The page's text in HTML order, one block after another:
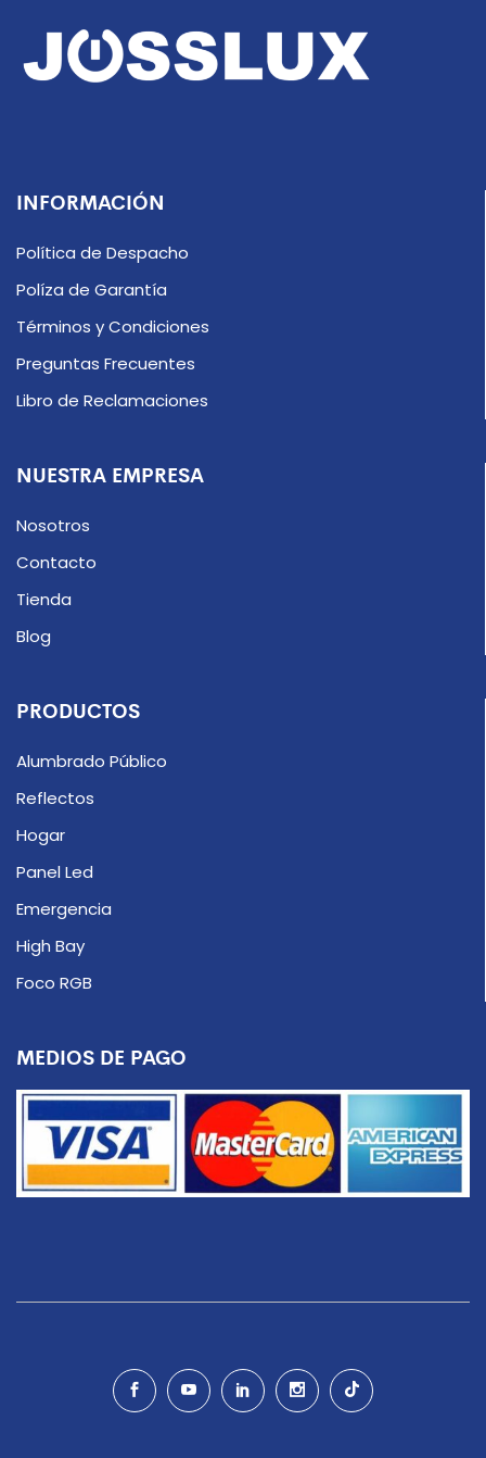
INFORMACIÓN
Política de Despacho
Políza de Garantía
Términos y Condiciones
Preguntas Frecuentes
Libro de Reclamaciones
NUESTRA EMPRESA
Nosotros
Contacto
Tienda
Blog
PRODUCTOS
Alumbrado Público
Reflectos
Hogar
Panel Led
Emergencia
High Bay
Foco RGB
MEDIOS DE PAGO